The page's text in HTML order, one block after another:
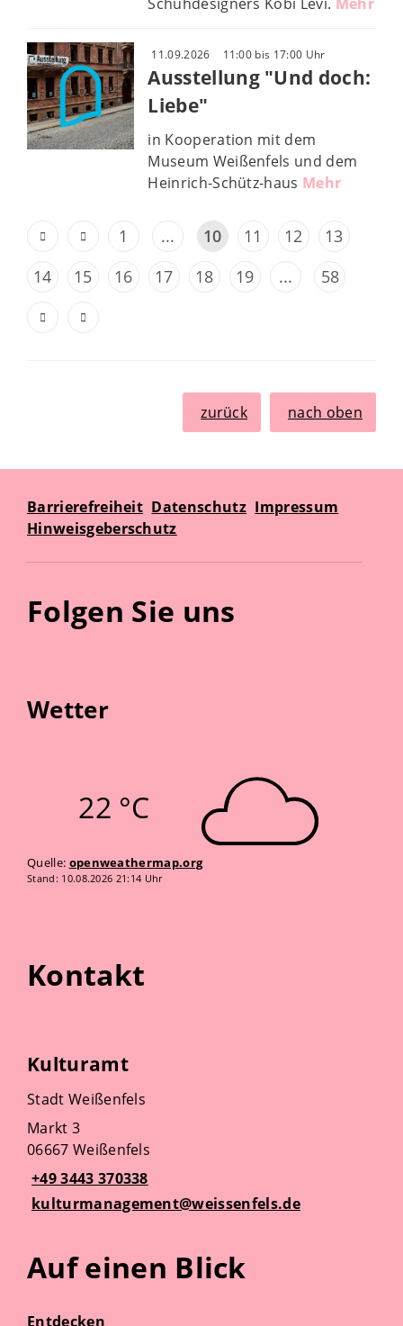
11.09.2026 11:00 bis 17:00 Uhr
Ausstellung "Und doch:
Liebe"
in Kooperation mit dem
Museum Weißenfels und dem
Heinrich-Schütz-haus Mehr
1 ... 10 11 12
13
14
15 16 17 18 19 ... 58
zurück nach oben
Barrierefreiheit Datenschutz Impressum
Hinweisgeberschutz
Folgen Sie uns
Wetter
22 °C
Quelle: openweathermap.org
Stand: 10.08.2026 21:14 Uhr
Kontakt
Kulturamt
Stadt Weißenfels
Markt 3
06667 Weißenfels
+49 3443 370338
kulturmanagement@weissenfels.de
Auf einen Blick
Entdecken